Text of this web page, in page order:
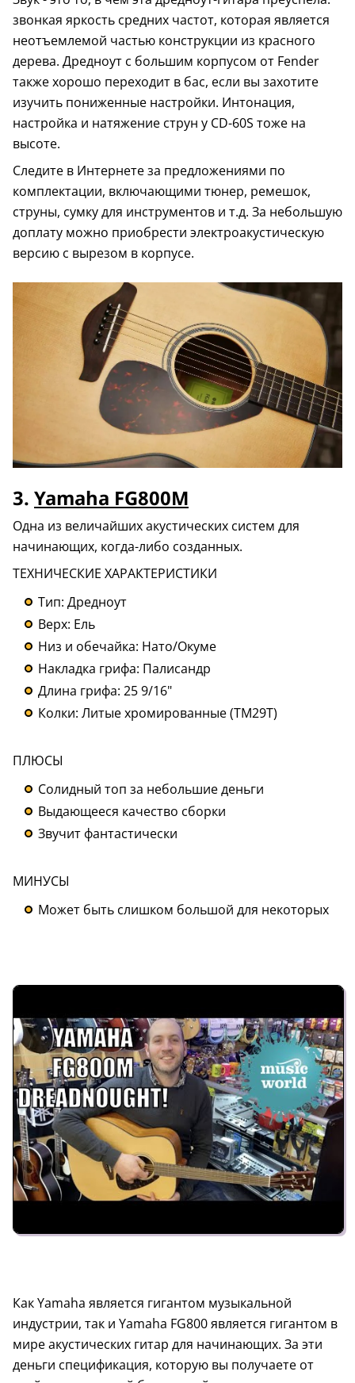
звонкая яркость средних частот, которая является
неотъемлемой частью конструкции из красного
дерева. Дредноут с большим корпусом от Fender
также хорошо переходит в бас, если вы захотите
изучить пониженные настройки. Интонация,
настройка и натяжение струн у CD-60S тоже на
высоте.
Следите в Интернете за предложениями по
комплектации, включающими тюнер, ремешок,
струны, сумку для инструментов и т.д. За небольшую
доплату можно приобрести электроакустическую
версию с вырезом в корпусе.
3. Yamaha FG800M
Одна из величайших акустических систем для
начинающих, когда-либо созданных.
ТЕХНИЧЕСКИЕ ХАРАКТЕРИСТИКИ
Тип: Дредноут
Верх: Ель
Низ и обечайка: Нато/Окуме
Накладка грифа: Палисандр
Длина грифа: 25 9/16"
Колки: Литые хромированные (TM29T)
ПЛЮСЫ
Солидный топ за небольшие деньги
Выдающееся качество сборки
Звучит фантастически
МИНУСЫ
Может быть слишком большой для некоторых
Как Yamaha является гигантом музыкальной
индустрии, так и Yamaha FG800 является гигантом в
мире акустических гитар для начинающих. За эти
деньги спецификация, которую вы получаете от